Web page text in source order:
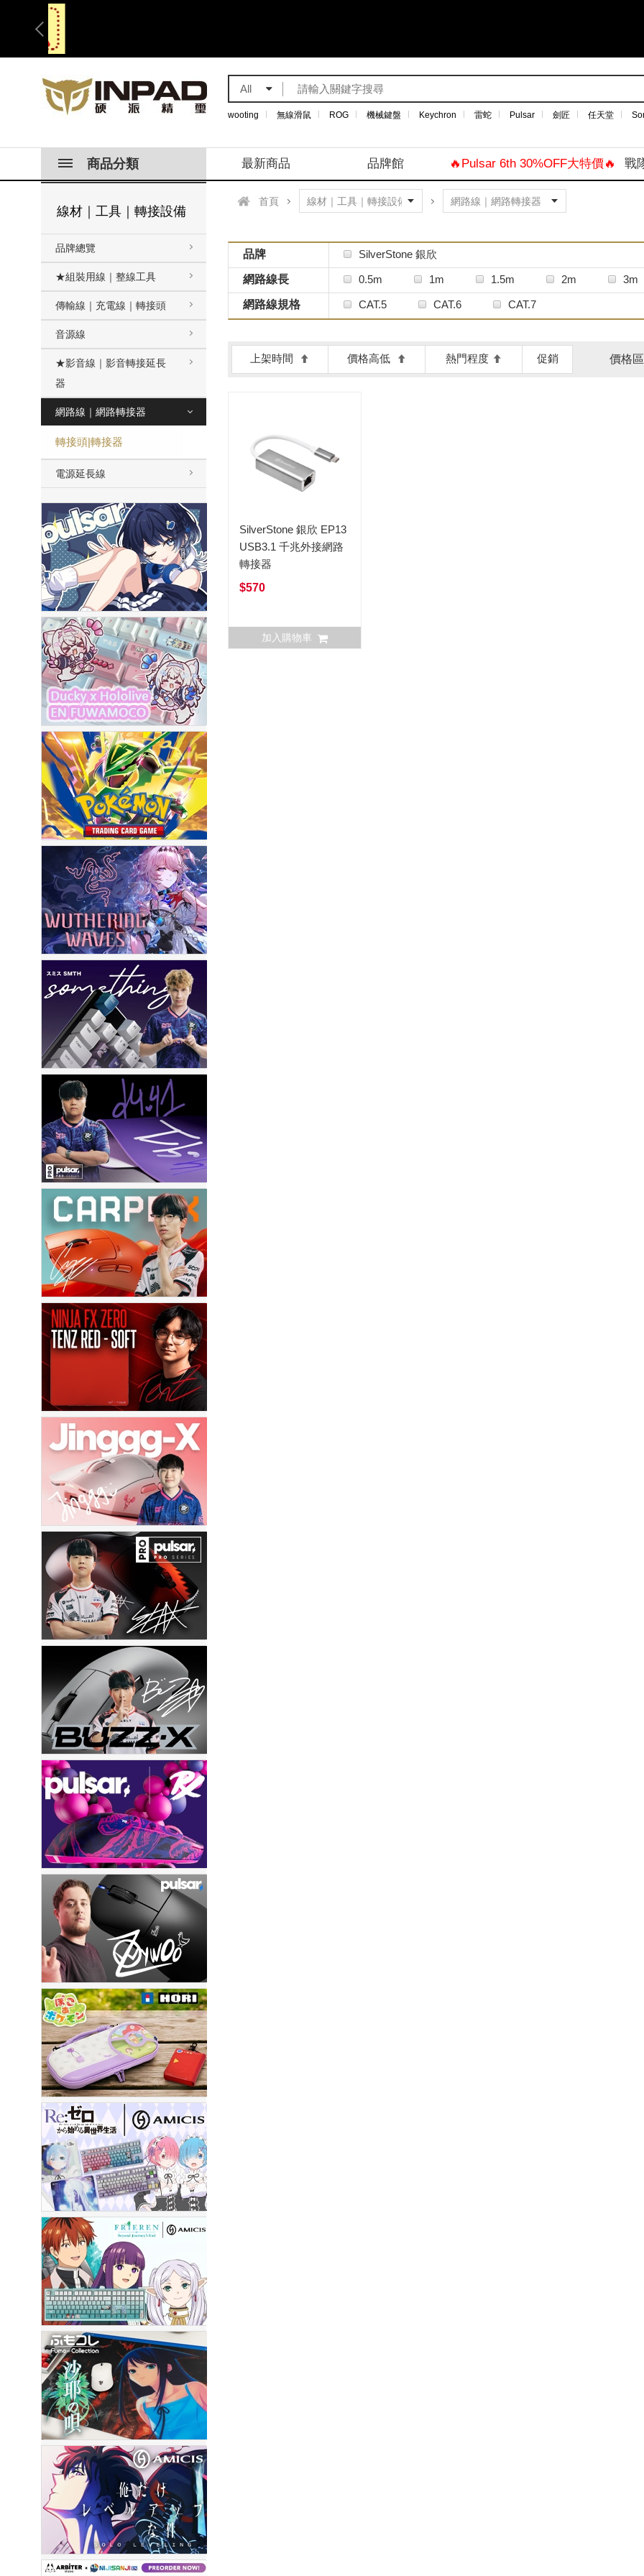
All
wooting 無線滑鼠 ROG 機械鍵盤 Keychron 雷蛇 Pulsar 劍匠 任天堂
商品分類 最新商品 品牌館 🔥Pulsar 6th 30%OFF大特價🔥 戰
線材｜工具｜轉接設備
品牌總覽
★組裝用線｜整線工具
傳輸線｜充電線｜轉接頭
音源線
★影音線｜影音轉接延長
器
網路線｜網路轉接器
轉接頭|轉接器
電源延長線
首頁
品牌 SilverStone 銀欣
網路線長 0.5m 1m 1.5m 2m 3m
網路線規格 CAT.5 CAT.6 CAT.7
上架時間 價格高低 熱門程度 促銷 價格
SilverStone 銀欣 EP13
USB3.1 千兆外接網路
轉接器
$570
加入購物車